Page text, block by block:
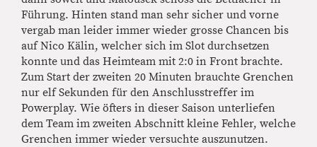
Führung. Hinten stand man sehr sicher und vorne
vergab man leider immer wieder grosse Chancen bis
auf Nico Kälin, welcher sich im Slot durchsetzen
konnte und das Heimteam mit 2:0 in Front brachte.
Zum Start der zweiten 20 Minuten brauchte Grenchen
nur elf Sekunden für den Anschlusstreffer im
Powerplay. Wie öfters in dieser Saison unterliefen
dem Team im zweiten Abschnitt kleine Fehler, welche
Grenchen immer wieder versuchte auszunutzen.